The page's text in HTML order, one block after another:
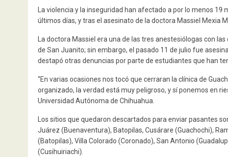
La violencia y la inseguridad han afectado a por lo menos
últimos días, y tras el asesinato de la doctora Massiel Mexia
La doctora Massiel era una de las tres anestesiólogas con
de San Juanito; sin embargo, el pasado 11 de julio fue
destapó otras denuncias por parte de estudiantes que han
“En varias ocasiones nos tocó que cerraran la clínica de
organizado, la verdad está muy peligroso, y sí ponemos en
Universidad Autónoma de Chihuahua.
Los sitios que quedaron descartados para enviar pasantes
Juárez (Buenaventura), Batopilas, Cusárare (Guachochi),
(Batopilas), Villa Colorado (Coronado), San Antonio
(Cusihuiriachi).